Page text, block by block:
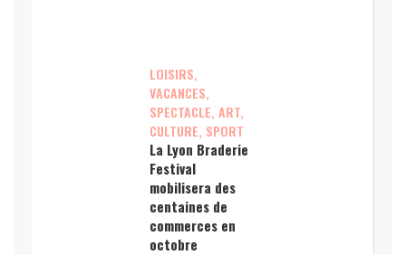
LOISIRS,
VACANCES,
SPECTACLE, ART,
CULTURE, SPORT
La Lyon Braderie
Festival
mobilisera des
centaines de
commerces en
octobre